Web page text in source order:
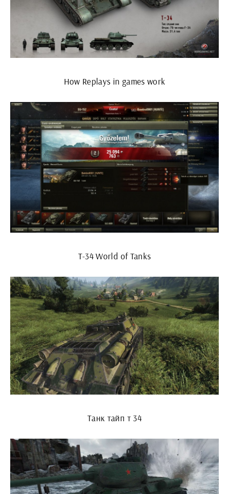
How Replays in games work
Т-34 World of Tanks
Танк тайп т 34